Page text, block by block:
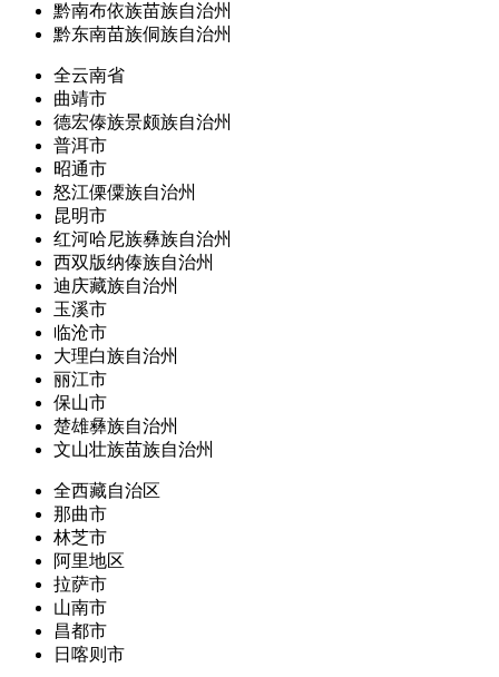
黔南布依族苗族自治州
黔东南苗族侗族自治州
全云南省
曲靖市
德宏傣族景颇族自治州
普洱市
昭通市
怒江傈僳族自治州
昆明市
红河哈尼族彝族自治州
西双版纳傣族自治州
迪庆藏族自治州
玉溪市
临沧市
大理白族自治州
丽江市
保山市
楚雄彝族自治州
文山壮族苗族自治州
全西藏自治区
那曲市
林芝市
阿里地区
拉萨市
山南市
昌都市
日喀则市